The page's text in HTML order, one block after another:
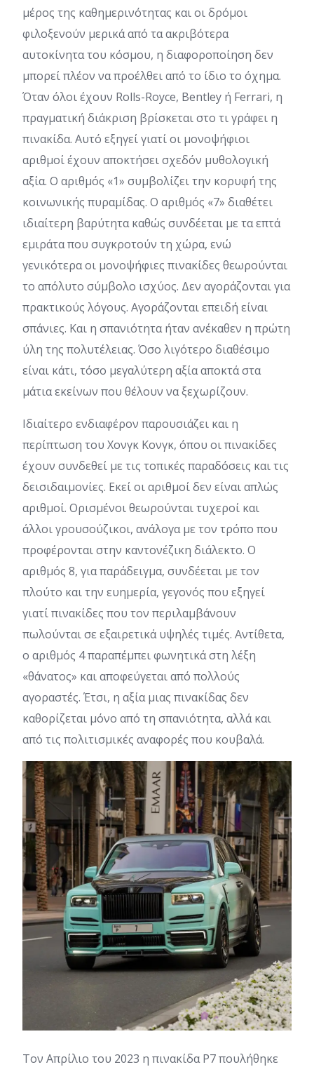
μέρος της καθημερινότητας και οι δρόμοι
φιλοξενούν μερικά από τα ακριβότερα
αυτοκίνητα του κόσμου, η διαφοροποίηση δεν
μπορεί πλέον να προέλθει από το ίδιο το όχημα.
Όταν όλοι έχουν Rolls-Royce, Bentley ή Ferrari, η
πραγματική διάκριση βρίσκεται στο τι γράφει η
πινακίδα. Αυτό εξηγεί γιατί οι μονοψήφιοι
αριθμοί έχουν αποκτήσει σχεδόν μυθολογική
αξία. Ο αριθμός «1» συμβολίζει την κορυφή της
κοινωνικής πυραμίδας. Ο αριθμός «7» διαθέτει
ιδιαίτερη βαρύτητα καθώς συνδέεται με τα επτά
εμιράτα που συγκροτούν τη χώρα, ενώ
γενικότερα οι μονοψήφιες πινακίδες θεωρούνται
το απόλυτο σύμβολο ισχύος. Δεν αγοράζονται για
πρακτικούς λόγους. Αγοράζονται επειδή είναι
σπάνιες. Και η σπανιότητα ήταν ανέκαθεν η πρώτη
ύλη της πολυτέλειας. Όσο λιγότερο διαθέσιμο
είναι κάτι, τόσο μεγαλύτερη αξία αποκτά στα
μάτια εκείνων που θέλουν να ξεχωρίζουν.
Ιδιαίτερο ενδιαφέρον παρουσιάζει και η
περίπτωση του Χονγκ Κονγκ, όπου οι πινακίδες
έχουν συνδεθεί με τις τοπικές παραδόσεις και τις
δεισιδαιμονίες. Εκεί οι αριθμοί δεν είναι απλώς
αριθμοί. Ορισμένοι θεωρούνται τυχεροί και
άλλοι γρουσούζικοι, ανάλογα με τον τρόπο που
προφέρονται στην καντονέζικη διάλεκτο. Ο
αριθμός 8, για παράδειγμα, συνδέεται με τον
πλούτο και την ευημερία, γεγονός που εξηγεί
γιατί πινακίδες που τον περιλαμβάνουν
πωλούνται σε εξαιρετικά υψηλές τιμές. Αντίθετα,
ο αριθμός 4 παραπέμπει φωνητικά στη λέξη
«θάνατος» και αποφεύγεται από πολλούς
αγοραστές. Έτσι, η αξία μιας πινακίδας δεν
καθορίζεται μόνο από τη σπανιότητα, αλλά και
από τις πολιτισμικές αναφορές που κουβαλά.
Τον Απρίλιο του 2023 η πινακίδα Ρ7 πουλήθηκε